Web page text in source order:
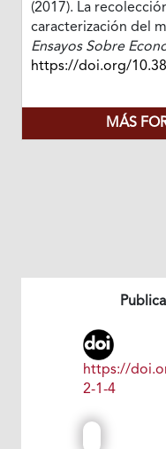
(2017). La
caracterización del
Ensayos Sobre
https://doi.org/
MÁS
https://
2-1-4